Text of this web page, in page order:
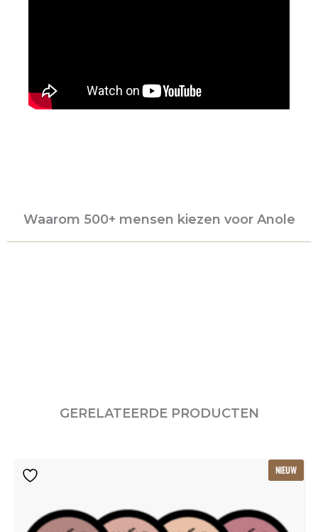
Waarom 500+ mensen kiezen voor Anole
GERELATEERDE PRODUCTEN
NIEUW